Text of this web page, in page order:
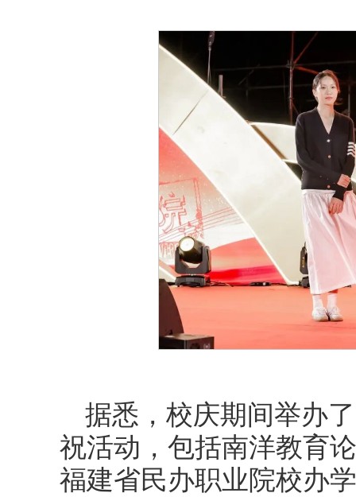
据悉，校庆期间举办
祝活动，包括南洋教育
福建省民办职业院校办